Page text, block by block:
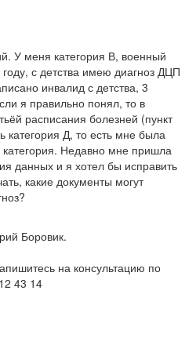
У меня категория В, военный
с детства имею диагноз ДЦП
инвалид с детства, 3
я правильно понял, то в
расписания болезней (пункт
категория Д, то есть мне была
категория. Недавно мне пришла
данных и я хотел бы исправить
какие документы могут
Боровик.
на консультацию по
43 14